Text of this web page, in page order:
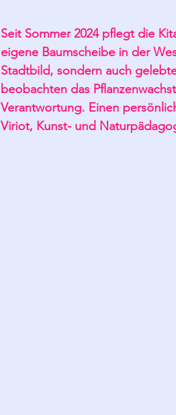
Seit Sommer 2024 pflegt die
eigene Baumscheibe in der
Stadtbild, sondern auch
beobachten das
Verantwortung. Einen
Viriot, Kunst- und